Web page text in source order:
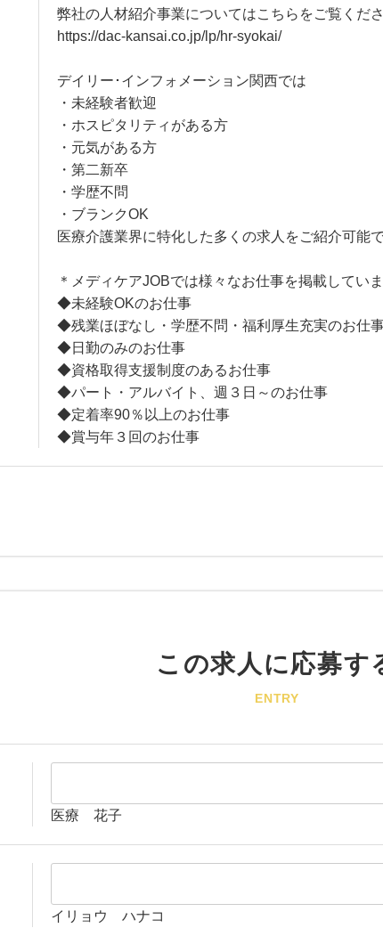
弊社の人材紹介事業についてはこちらをご覧くださ
https://dac-kansai.co.jp/lp/hr-syokai/
デイリー･インフォメーション関西では
・未経験者歓迎
・ホスピタリティがある方
・元気がある方
・第二新卒
・学歴不問
・ブランクOK
医療介護業界に特化した多くの求人をご紹介可能で
＊メディケアJOBでは様々なお仕事を掲載していま
◆未経験OKのお仕事
◆残業ほぼなし・学歴不問・福利厚生充実のお仕
◆日勤のみのお仕事
◆資格取得支援制度のあるお仕事
◆パート・アルバイト、週３日～のお仕事
◆定着率90％以上のお仕事
◆賞与年３回のお仕事
この求人に応募す
ENTRY
医療 花子
イリョウ ハナコ